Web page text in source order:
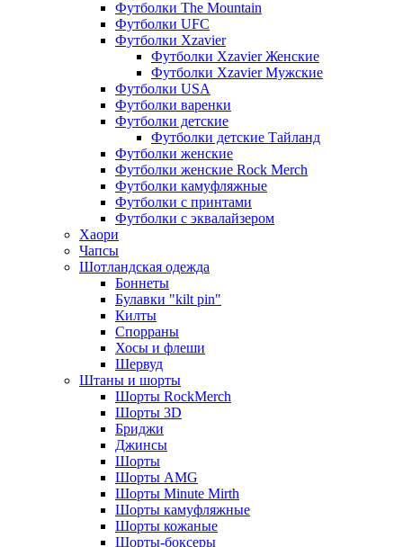
Футболки The Mountain
Футболки UFC
Футболки Xzavier
Футболки Xzavier Женские
Футболки Xzavier Мужские
Футболки USA
Футболки варенки
Футболки детские
Футболки детские Тайланд
Футболки женские
Футболки женские Rock Merch
Футболки камуфляжные
Футболки с принтами
Футболки с эквалайзером
Хаори
Чапсы
Шотландская одежда
Боннеты
Булавки "kilt pin"
Килты
Спорраны
Хосы и флеши
Шервуд
Штаны и шорты
Шорты RockMerch
Шорты 3D
Бриджи
Джинсы
Шорты
Шорты AMG
Шорты Minute Mirth
Шорты камуфляжные
Шорты кожаные
Шорты-боксеры